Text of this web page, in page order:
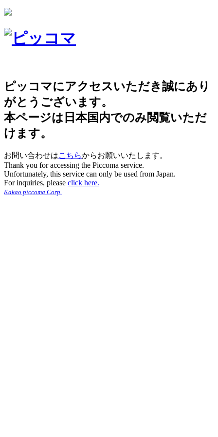
ピッコマにアクセスいただき誠にあり
がとうございます。
本ページは日本国内でのみ閲覧いただ
けます。
お問い合わせはこちらからお願いいたします。
Thank you for accessing the Piccoma service.
Unfortunately, this service can only be used from Japan.
For inquiries, please click here.
Kakao piccoma Corp.